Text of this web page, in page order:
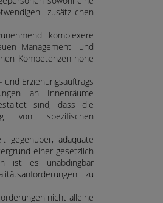
zusätzlichen
komplexere
Management- und
Kompetenzen hohe
Erziehungsauftrags
an Innenräume
sind, dass die
von spezifischen
gegenüber, adäquate
einer gesetzlich
ist es unabdingbar
zu
nicht alleine